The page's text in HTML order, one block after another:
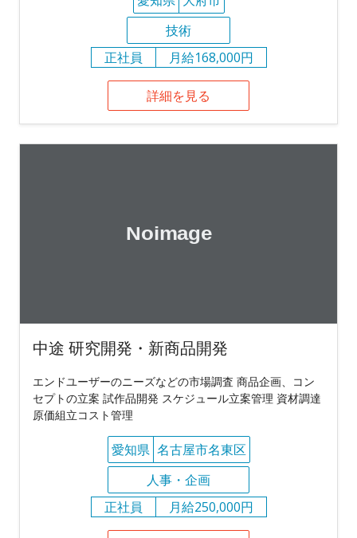
技術
正社員
月給168,000円
詳細を見る
中途 研究開発・新商品開発
エンドユーザーのニーズなどの市場調査 商品企画、コン
セプトの立案 試作品開発 スケジュール立案管理 資材調達
原価組立コスト管理
愛知県 名古屋市名東区
人事・企画
正社員
月給250,000円